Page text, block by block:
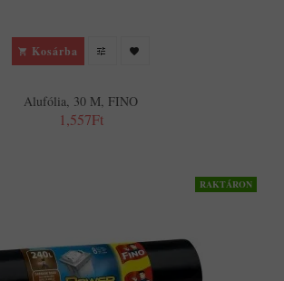
Kosárba
Alufólia, 30 M, FINO
1,557Ft
RAKTÁRON